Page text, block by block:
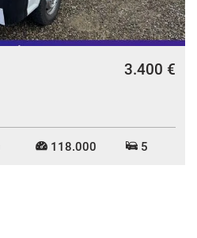
3.400 €
118.000 5